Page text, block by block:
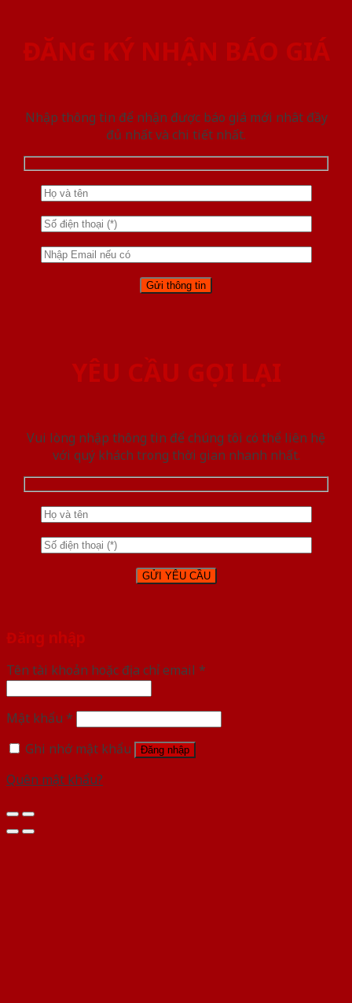
ĐĂNG KÝ NHẬN BÁO GIÁ
Nhập thông tin để nhận được báo giá mới nhât đầy
đủ nhất và chi tiết nhất.
YÊU CẦU GỌI LẠI
Vui lòng nhập thông tin để chúng tôi có thể liên hệ
với quý khách trong thời gian nhanh nhất.
Đăng nhập
Tên tài khoản hoặc địa chỉ email *
Mật khẩu *
Ghi nhớ mật khẩu
Đăng nhập
Quên mật khẩu?